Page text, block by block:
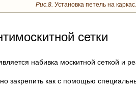
Рис.8. Установка петель на каркас.
сетки
набивка москитной сеткой и
закрепить как с помощью